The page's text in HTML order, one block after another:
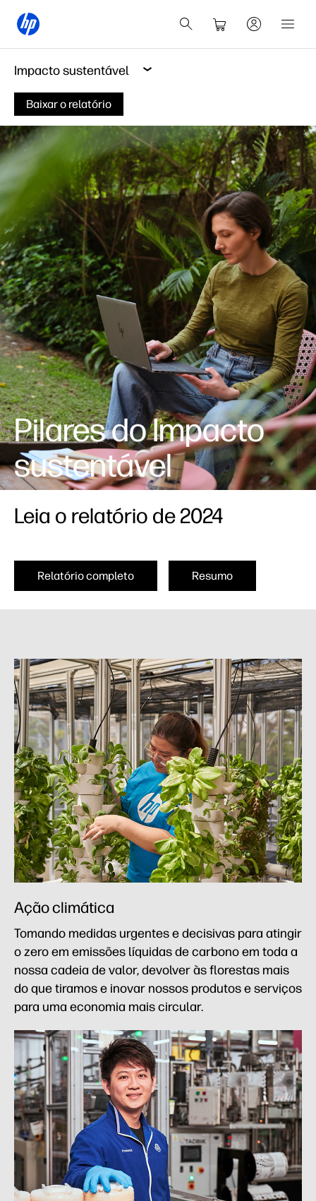
Impacto sustentável
Baixar o relatório
Pilares do Impacto
sustentável
Leia o relatório de 2024
Relatório completo Resumo
Ação climática
Tomando medidas urgentes e decisivas para atingir
o zero em emissões líquidas de carbono em toda a
nossa cadeia de valor, devolver às florestas mais
do que tiramos e inovar nossos produtos e serviços
para uma economia mais circular.